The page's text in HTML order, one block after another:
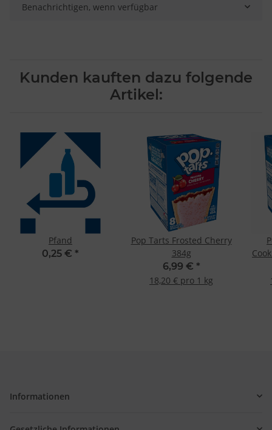
Benachrichtigen, wenn verfügbar
Kunden kauften dazu folgende
Artikel:
Pfand
0,25 € *
Pop Tarts Frosted Cherry
384g
6,99 € *
18,20 € pro 1 kg
Informationen